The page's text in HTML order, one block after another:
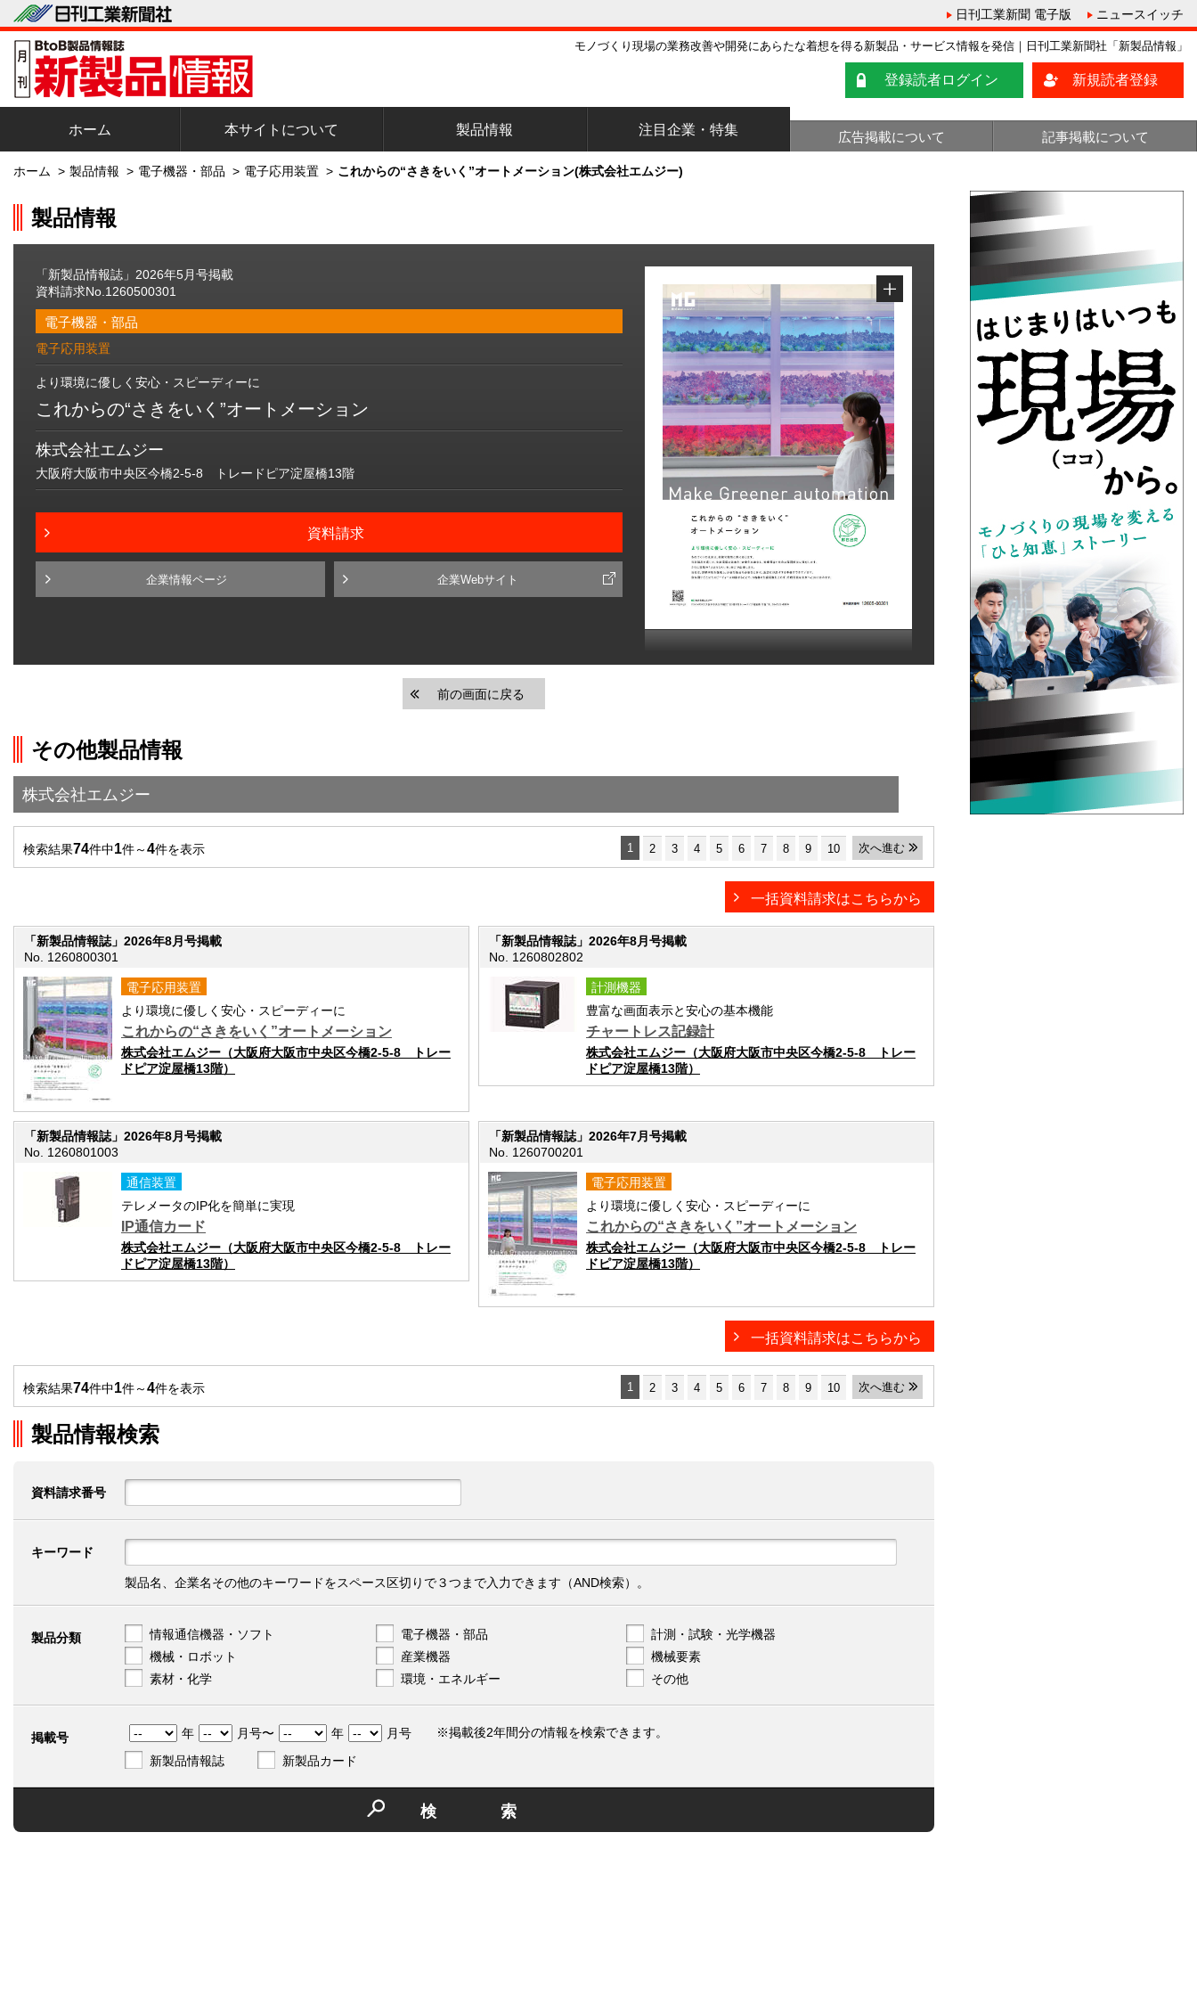
日刊工業新聞 電子版 ニュースイッチ
モノづくり現場の業務改善や開発にあらたな着想を得る新製品・サービス情報を発信｜日刊工業新聞社「新製品情報」
登録読者ログイン 新規読者登録
ホーム 本サイトについて 製品情報 注目企業・特集 広告掲載について 記事掲載について
ホーム > 製品情報 > 電子機器・部品 > 電子応用装置 > これからの“さきをいく”オートメーション(株式会社エムジー)
製品情報
「新製品情報誌」2026年5月号掲載
資料請求No.1260500301
電子機器・部品
電子応用装置
より環境に優しく安心・スピーディーに
これからの“さきをいく”オートメーション
株式会社エムジー
大阪府大阪市中央区今橋2-5-8 トレードピア淀屋橋13階
資料請求
企業情報ページ 企業Webサイト
前の画面に戻る
その他製品情報
株式会社エムジー
検索結果74件中1件～4件を表示 1 2 3 4 5 6 7 8 9 10 次へ進む
一括資料請求はこちらから
「新製品情報誌」2026年8月号掲載
No. 1260800301
電子応用装置
より環境に優しく安心・スピーディーに
これからの“さきをいく”オートメーション
株式会社エムジー（大阪府大阪市中央区今橋2-5-8 トレー
ドピア淀屋橋13階）
「新製品情報誌」2026年8月号掲載
No. 1260802802
計測機器
豊富な画面表示と安心の基本機能
チャートレス記録計
株式会社エムジー（大阪府大阪市中央区今橋2-5-8 トレー
ドピア淀屋橋13階）
「新製品情報誌」2026年8月号掲載
No. 1260801003
通信装置
テレメータのIP化を簡単に実現
IP通信カード
株式会社エムジー（大阪府大阪市中央区今橋2-5-8 トレー
ドピア淀屋橋13階）
「新製品情報誌」2026年7月号掲載
No. 1260700201
電子応用装置
より環境に優しく安心・スピーディーに
これからの“さきをいく”オートメーション
株式会社エムジー（大阪府大阪市中央区今橋2-5-8 トレー
ドピア淀屋橋13階）
一括資料請求はこちらから
検索結果74件中1件～4件を表示 1 2 3 4 5 6 7 8 9 10 次へ進む
製品情報検索
資料請求番号
キーワード
製品名、企業名その他のキーワードをスペース区切りで３つまで入力できます（AND検索）。
製品分類 情報通信機器・ソフト 電子機器・部品
計測・試験・光学機器
機械・ロボット
産業機器
機械要素
素材・化学
環境・エネルギー その他
掲載号 年 月号〜 年
月号
新製品情報誌
新製品カード
※掲載後2年間分の情報を検索できます。
検索